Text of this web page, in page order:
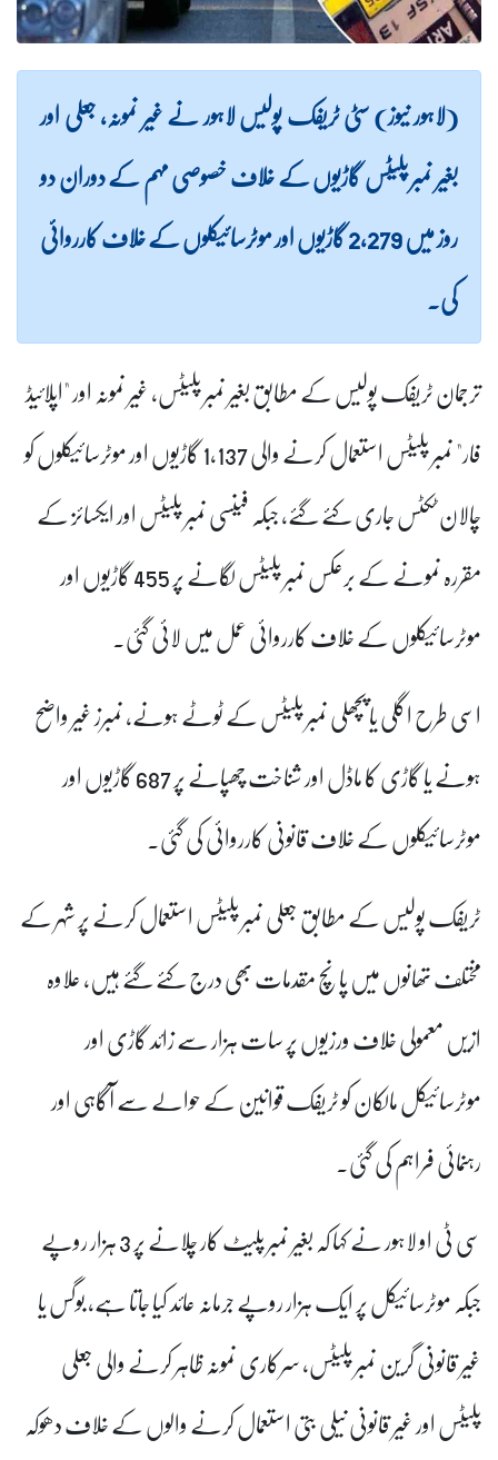
(لاہور نیوز) سٹی ٹریفک پولیس لاہور نے غیر نمونہ، جعلی اور
بغیر نمبر پلیٹس گاڑیوں کے خلاف خصوصی مہم کے دوران دو
روز میں 2,279 گاڑیوں اور موٹرسائیکلوں کے خلاف کارروائی
کی۔
ترجمان ٹریفک پولیس کے مطابق بغیر نمبر پلیٹس، غیر نمونہ اور "اپلائیڈ
فار" نمبر پلیٹس استعمال کرنے والی 1,137 گاڑیوں اور موٹرسائیکلوں کو
چالان ٹکٹس جاری کئے گئے، جبکہ فینسی نمبر پلیٹس اور ایکسائز کے
مقررہ نمونے کے برعکس نمبر پلیٹس لگانے پر 455 گاڑیوں اور
موٹرسائیکلوں کے خلاف کارروائی عمل میں لائی گئی۔
اسی طرح اگلی یا پچھلی نمبر پلیٹس کے ٹوٹے ہونے، نمبرز غیر واضح
ہونے یا گاڑی کا ماڈل اور شناخت چھپانے پر 687 گاڑیوں اور
موٹرسائیکلوں کے خلاف قانونی کارروائی کی گئی۔
ٹریفک پولیس کے مطابق جعلی نمبر پلیٹس استعمال کرنے پر شہر کے
مختلف تھانوں میں پانچ مقدمات بھی درج کئے گئے ہیں، علاوہ
ازیں معمولی خلاف ورزیوں پر سات ہزار سے زائد گاڑی اور
موٹرسائیکل مالکان کو ٹریفک قوانین کے حوالے سے آگاہی اور
رہنمائی فراہم کی گئی۔
سی ٹی او لاہور
نے کہا کہ بغیر نمبر پلیٹ کار چلانے پر 3 ہزار روپے
جبکہ موٹرسائیکل پر ایک ہزار روپے جرمانہ عائد کیا جاتا ہے، بوگس یا
غیر قانونی گرین نمبر پلیٹس، سرکاری نمونہ ظاہر کرنے والی جعلی
پلیٹس اور غیر قانونی نیلی بتی استعمال کرنے والوں کے خلاف دھوکہ